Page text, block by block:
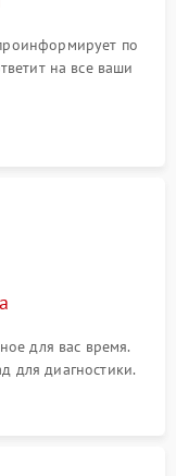
по
на все ваши
для вас время.
для диагностики.